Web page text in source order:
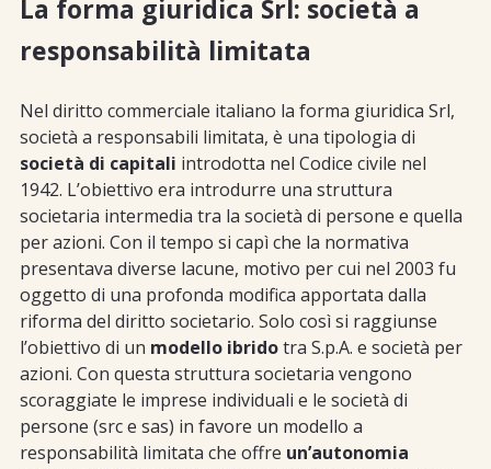
La forma giuridica Srl: società a
responsabilità limitata
Nel diritto commerciale italiano la forma giuridica Srl,
società a responsabili limitata, è una tipologia di
società di capitali introdotta nel Codice civile nel
1942. L’obiettivo era introdurre una struttura
societaria intermedia tra la società di persone e quella
per azioni. Con il tempo si capì che la normativa
presentava diverse lacune, motivo per cui nel 2003 fu
oggetto di una profonda modifica apportata dalla
riforma del diritto societario. Solo così si raggiunse
l’obiettivo di un modello ibridotra S.p.A. e società per
azioni. Con questa struttura societaria vengono
scoraggiate le imprese individuali e le società di
persone (src e sas) in favore un modello a
responsabilità limitata che offre un’autonomia